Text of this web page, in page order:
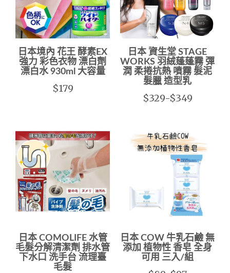
日本境內 花王 酵素EX
強力 彩色衣物 漂白劑
漂白水 930ml 大容量
$179
日本 資生堂 STAGE
WORKS 羽絨蓬蓬霧 彈
潤 柔捲抗熱 噴霧 髮泥
髮臘 造型乳
$329-$349
日本 COMOLIFE 水管
毛髮分解清潔劑 排水管
下水口 洗手台 流理臺
毛髮
日本 COW 牛乳石鹼 無
添加 植物性 香皂 全身
可用 三入/組